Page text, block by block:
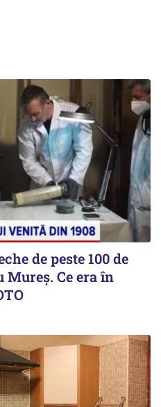
de peste 100 de
Mureș. Ce era în